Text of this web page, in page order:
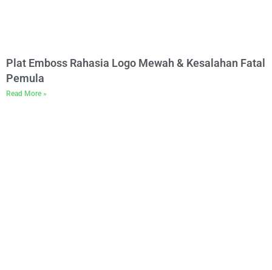
Plat Emboss Rahasia Logo Mewah & Kesalahan Fatal
Pemula
Read More »